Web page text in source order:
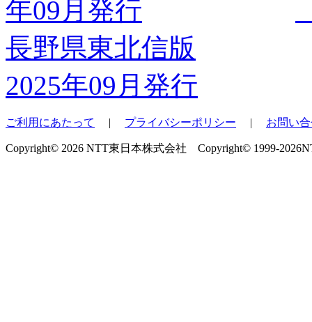
長野県東北信版
2025年09月発行
ご利用にあたって | プライバシーポリシー | お問い
Copyright© 2026 NTT東日本株式会社 Copyright© 1999-